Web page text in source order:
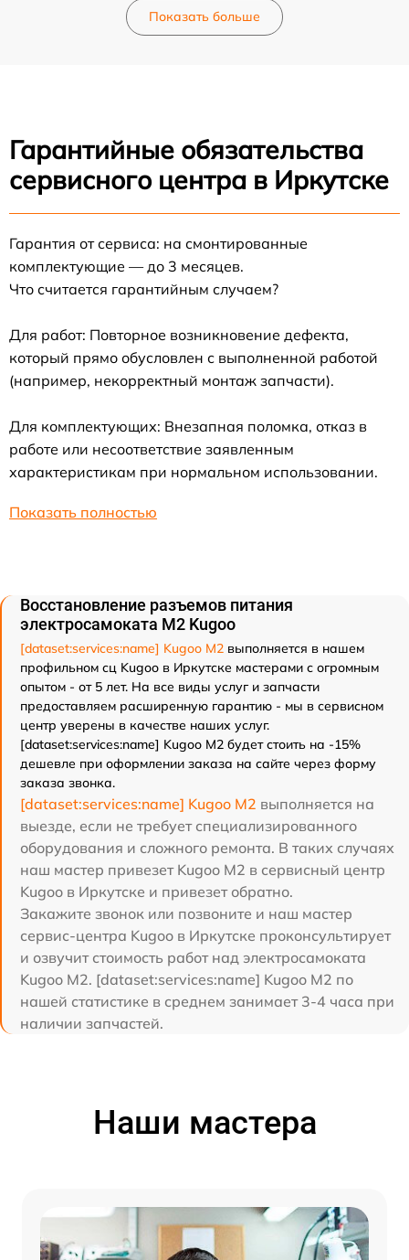
Показать больше
Гарантийные обязательства
сервисного центра в Иркутске
Гарантия от сервиса: на смонтированные
комплектующие — до 3 месяцев.
Что считается гарантийным случаем?
Для работ: Повторное возникновение дефекта,
который прямо обусловлен с выполненной работой
(например, некорректный монтаж запчасти).
Для комплектующих: Внезапная поломка, отказ в
работе или несоответствие заявленным
характеристикам при нормальном использовании.
Показать полностью
Восстановление разъемов питания
электросамоката M2 Kugoo
[dataset:services:name] Kugoo M2 выполняется в нашем
профильном сц Kugoo в Иркутске мастерами с огромным
опытом - от 5 лет. На все виды услуг и запчасти
предоставляем расширенную гарантию - мы в сервисном
центр уверены в качестве наших услуг.
[dataset:services:name] Kugoo M2 будет стоить на -15%
дешевле при оформлении заказа на сайте через форму
заказа звонка.
[dataset:services:name] Kugoo M2 выполняется на
выезде, если не требует специализированного
оборудования и сложного ремонта. В таких случаях
наш мастер привезет Kugoo M2 в сервисный центр
Kugoo в Иркутске и привезет обратно.
Закажите звонок или позвоните и наш мастер
сервис-центра Kugoo в Иркутске проконсультирует
и озвучит стоимость работ над электросамоката
Kugoo M2. [dataset:services:name] Kugoo M2 по
нашей статистике в среднем занимает 3-4 часа при
наличии запчастей.
Наши мастера